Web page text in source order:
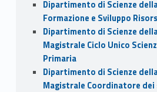
Dipartimento di Scienze
Formazione e Sviluppo
Dipartimento di Scienze
Magistrale Ciclo Unico
Primaria
Dipartimento di Scienze
Magistrale Coordinatore dei